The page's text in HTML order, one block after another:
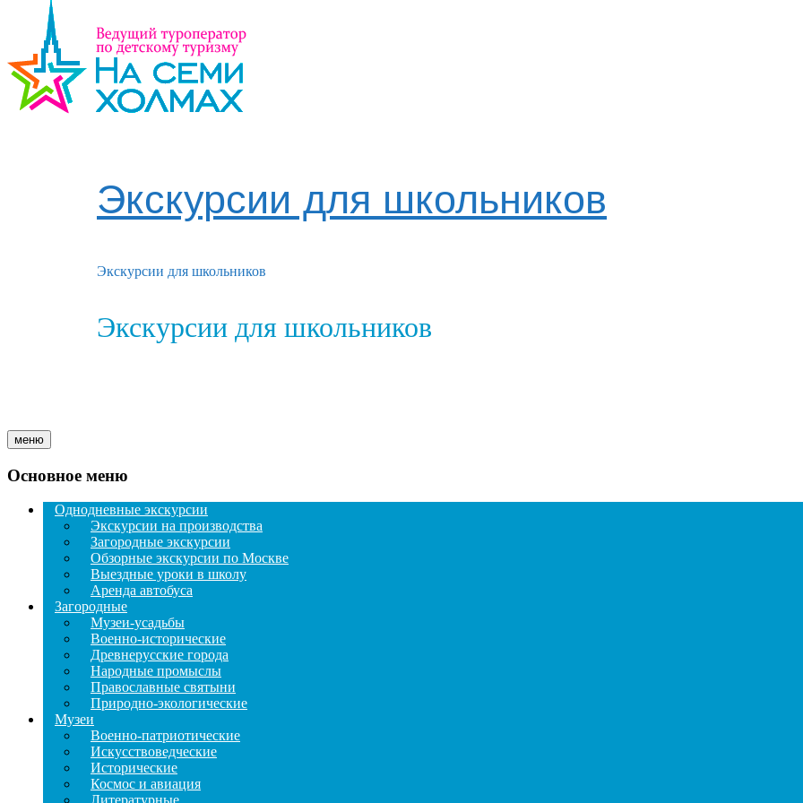
Экскурсии для школьников
Экскурсии для школьников
Экскурсии для школьников
меню
Основное меню
Однодневные экскурсии
Экскурсии на производства
Загородные экскурсии
Обзорные экскурсии по Москве
Выездные уроки в школу
Аренда автобуса
Загородные
Музеи-усадьбы
Военно-исторические
Древнерусские города
Народные промыслы
Православные святыни
Природно-экологические
Музеи
Военно-патриотические
Искусствоведческие
Исторические
Космос и авиация